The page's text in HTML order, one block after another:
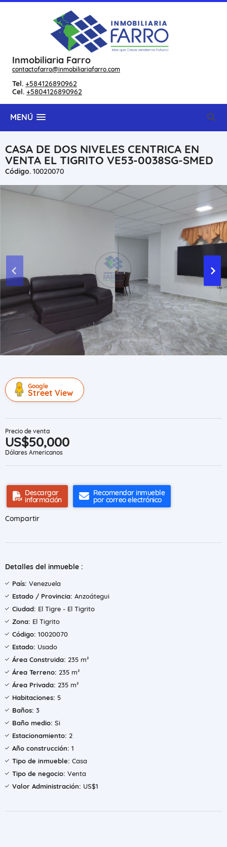
Inmobiliaria Farro
contactofarro@inmobiliariafarro.com
Tel. +584126890962
Cel. +5804126890962
MENÚ
CASA DE DOS NIVELES CENTRICA EN
VENTA EL TIGRITO VE53-0038SG-SMED
Código. 10020070
Google
Street View
Precio de venta
US$50,000
Dólares Americanos
Descargar
información
Recomendar inmueble
por correo electrónico
Compartir
Detalles del inmueble :
País: Venezuela
Estado / Provincia: Anzoátegui
Ciudad: El Tigre - El Tigrito
Zona: El Tigrito
Código: 10020070
Estado: Usado
Área Construida: 235 m²
Área Terreno: 235 m²
Área Privada: 235 m²
Habitaciones: 5
Baños: 3
Baño medio: Si
Estacionamiento: 2
Año construcción: 1
Tipo de inmueble: Casa
Tipo de negocio: Venta
Valor Administración: US$1